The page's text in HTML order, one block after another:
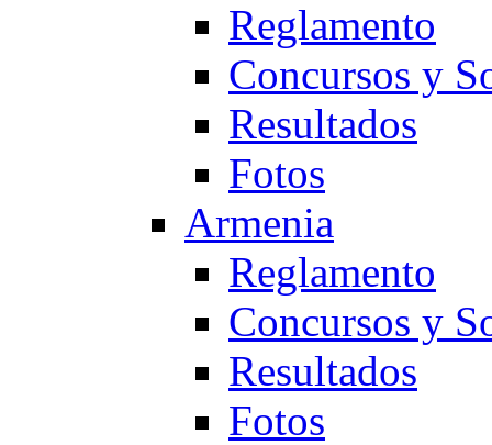
Reglamento
Concursos y
Resultados
Fotos
Armenia
Reglamento
Concursos y
Resultados
Fotos